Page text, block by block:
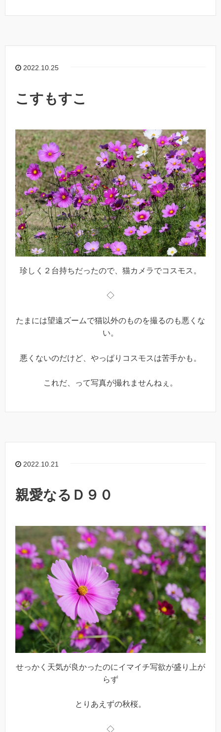
2022.10.25
こすもすこ
珍しく２台持ちだったので、猫カメラでコスモス。
◇
たまには望遠ズームで猫以外のものを撮るのも悪くな
い。
悪くないのだけど、やっぱりコスモスは苦手かも。
これだ、って写真が撮れませんねぇ。
2022.10.21
親愛なるＤ９０
せっかく天気が良かったのにイマイチ写欲が盛り上が
らず
とりあえずの秋桜。
◇